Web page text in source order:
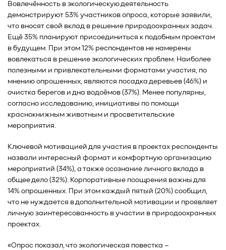
Вовлечённость в экологическую деятельность
демонстрируют 53% участников опроса, которые заявили,
что вносят свой вклад в решение природоохранных задач.
Ещё 35% планируют присоединиться к подобным проектам
в будущем. При этом 12% респондентов не намерены
вовлекаться в решение экологических проблем. Наиболее
полезными и привлекательными форматами участия, по
мнению опрошенных, являются посадка деревьев (46%) и
очистка берегов и дна водоёмов (37%). Менее популярны,
согласно исследованию, инициативы по помощи
краснокнижным животным и просветительские
мероприятия.
Ключевой мотивацией для участия в проектах респонденты
назвали интересный формат и комфортную организацию
мероприятий (34%), а также осознание личного вклада в
общее дело (32%). Корпоративные поощрения важны для
14% опрошенных. При этом каждый пятый (20%) сообщил,
что не нуждается в дополнительной мотивации и проявляет
личную заинтересованность в участии в природоохранных
проектах.
«Опрос показал, что экологическая повестка –